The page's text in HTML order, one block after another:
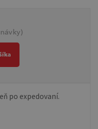
po expedovaní.